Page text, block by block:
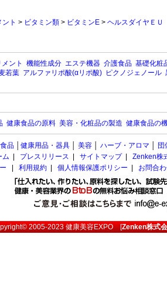
ト > ビタミン類 > ビタミンE > ヘルスダイヤＥＵ
ント 機能性成分 エステ機器 介護食品 基礎化粧
若葉 アルファリポ酸(αリポ酸) ピクノジェノール
健康食品の原料 美容・化粧品の製造 健康食品の
品 健康用品・器具 美容 ハーブ・アロマ 団
ム
プレスリリース サイトマップ| Zenken株
利用規約 個人情報保護ポリシー お問合
2005-2023健康美容EXPO[Zenken株式